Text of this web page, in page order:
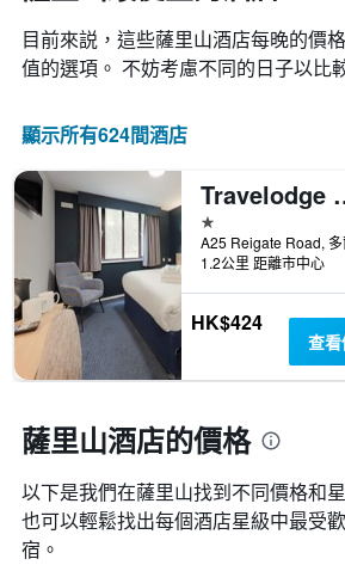
目前來説，這些薩里山​酒店每晚的價
值的選項。 不妨考慮不同的日子以比
顯示所有624間酒店
1星級
1.2公里 距離市中心
HK$424
查
薩里山酒店的價格
以下是我們在薩里山找到不同價格和
也可以輕鬆找出每個酒店星級中最受
宿。